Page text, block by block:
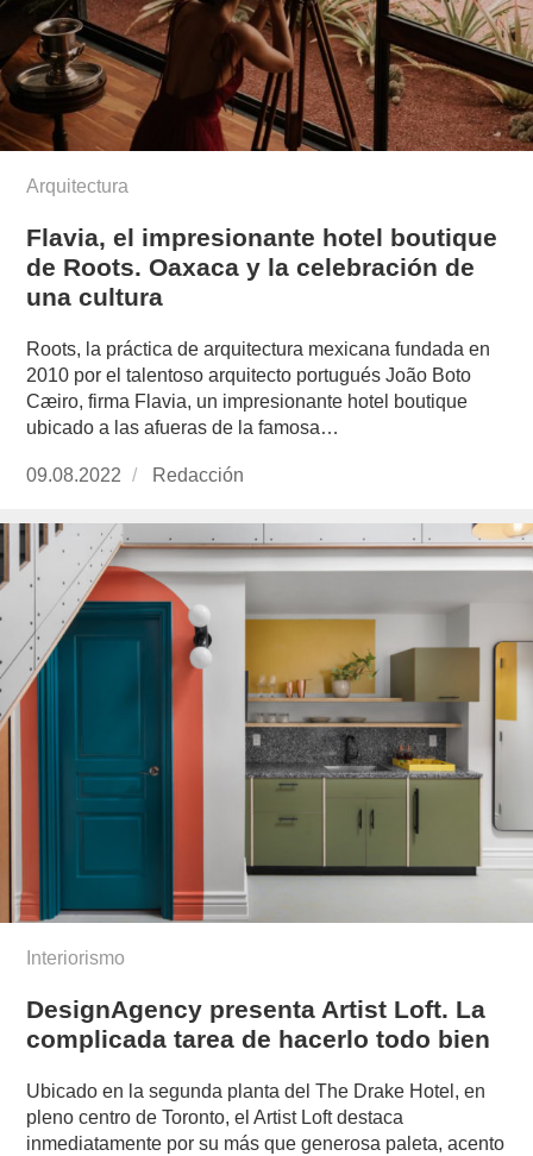
Arquitectura
Flavia, el impresionante hotel boutique
de Roots. Oaxaca y la celebración de
una cultura
Roots, la práctica de arquitectura mexicana fundada en
2010 por el talentoso arquitecto portugués João Boto
Cæiro, firma Flavia, un impresionante hotel boutique
ubicado a las afueras de la famosa…
Publicado
09.08.2022 https://www.experimenta.es/author/redaccion/
Redacción
Interiorismo
DesignAgency presenta Artist Loft. La
complicada tarea de hacerlo todo bien
Ubicado en la segunda planta del The Drake Hotel, en
pleno centro de Toronto, el Artist Loft destaca
inmediatamente por su más que generosa paleta, acento